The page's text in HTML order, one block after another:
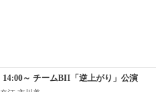
14:00～ チームBII「逆上がり」公演